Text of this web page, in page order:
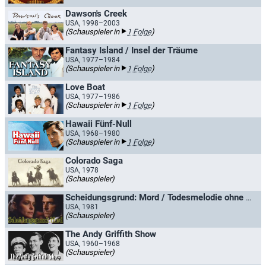
Dawson's Creek
USA, 1998–2003
(Schauspieler in 1 Folge)
Fantasy Island / Insel der Träume
USA, 1977–1984
(Schauspieler in 1 Folge)
Love Boat
USA, 1977–1986
(Schauspieler in 1 Folge)
Hawaii Fünf-Null
USA, 1968–1980
(Schauspieler in 1 Folge)
Colorado Saga
USA, 1978
(Schauspieler)
Scheidungsgrund: Mord / Todesmelodie ohne Ende
USA, 1981
(Schauspieler)
The Andy Griffith Show
USA, 1960–1968
(Schauspieler)